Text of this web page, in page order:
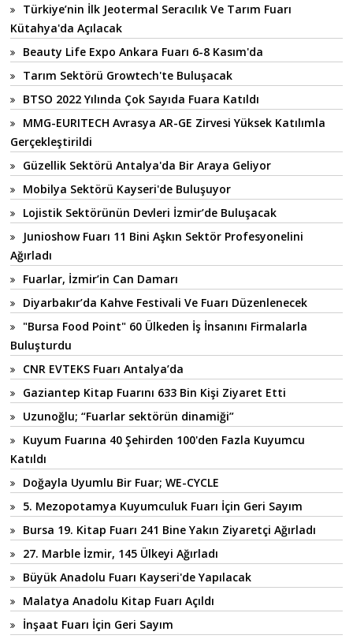
Türkiye’nin İlk Jeotermal Seracılık Ve Tarım Fuarı
Kütahya'da Açılacak
Beauty Life Expo Ankara Fuarı 6-8 Kasım'da
Tarım Sektörü Growtech'te Buluşacak
BTSO 2022 Yılında Çok Sayıda Fuara Katıldı
MMG-EURITECH Avrasya AR-GE Zirvesi Yüksek Katılımla
Gerçekleştirildi
Güzellik Sektörü Antalya'da Bir Araya Geliyor
Mobilya Sektörü Kayseri'de Buluşuyor
Lojistik Sektörünün Devleri İzmir’de Buluşacak
Junioshow Fuarı 11 Bini Aşkın Sektör Profesyonelini
Ağırladı
Fuarlar, İzmir’in Can Damarı
Diyarbakır’da Kahve Festivali Ve Fuarı Düzenlenecek
"Bursa Food Point" 60 Ülkeden İş İnsanını Firmalarla
Buluşturdu
CNR EVTEKS Fuarı Antalya’da
Gaziantep Kitap Fuarını 633 Bin Kişi Ziyaret Etti
Uzunoğlu; “Fuarlar sektörün dinamiği”
Kuyum Fuarına 40 Şehirden 100'den Fazla Kuyumcu
Katıldı
Doğayla Uyumlu Bir Fuar; WE-CYCLE
5. Mezopotamya Kuyumculuk Fuarı İçin Geri Sayım
Bursa 19. Kitap Fuarı 241 Bine Yakın Ziyaretçi Ağırladı
27. Marble İzmir, 145 Ülkeyi Ağırladı
Büyük Anadolu Fuarı Kayseri'de Yapılacak
Malatya Anadolu Kitap Fuarı Açıldı
İnşaat Fuarı İçin Geri Sayım